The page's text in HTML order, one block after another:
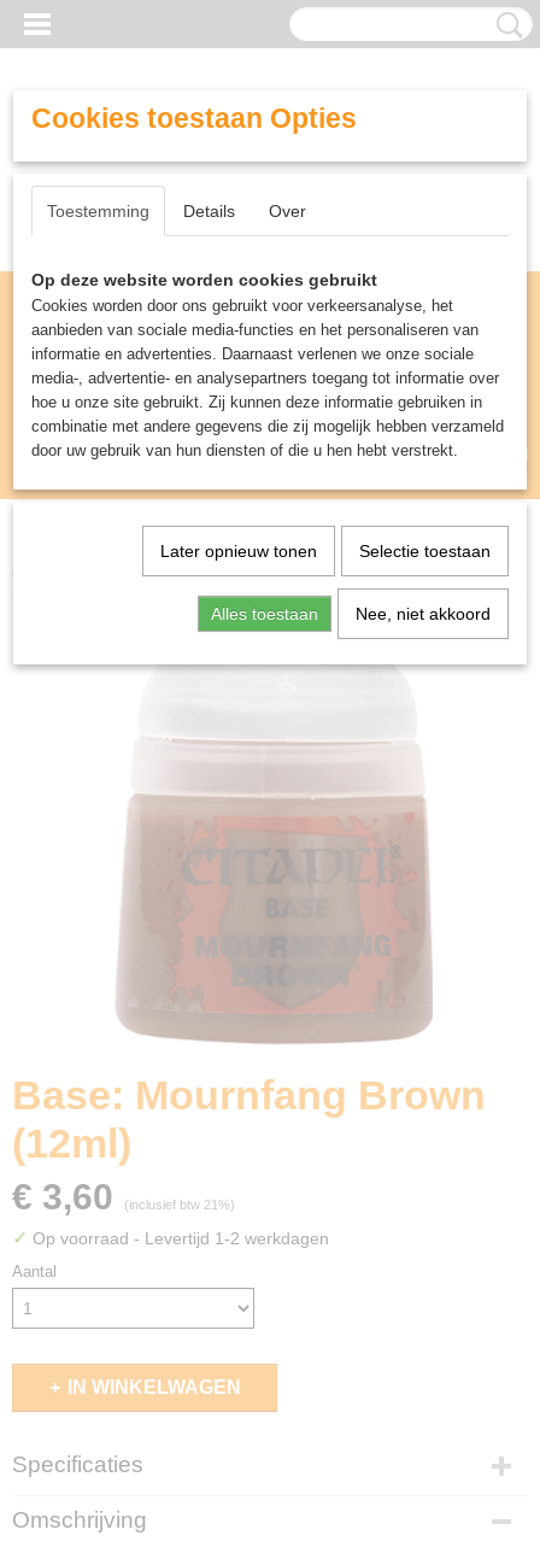
Inloggen Registreren
UW WINKELWAGEN
(0)
Miniature Gaming>Base: Mournfang Brown
Base: Mournfang Brown
(12ml)
€ 3,60 (inclusief btw 21%)
✓ Op voorraad - Levertijd 1-2 werkdagen
Aantal
IN WINKELWAGEN
Specificaties
EAN code
5011921196326
Omschrijving
Cookies toestaan Opties
Toestemming Details Over
Op deze website worden cookies gebruikt
Cookies worden door ons gebruikt voor verkeersanalyse, het
aanbieden van sociale media-functies en het personaliseren van
informatie en advertenties. Daarnaast verlenen we onze sociale
media-, advertentie- en analysepartners toegang tot informatie over
hoe u onze site gebruikt. Zij kunnen deze informatie gebruiken in
combinatie met andere gegevens die zij mogelijk hebben verzameld
door uw gebruik van hun diensten of die u hen hebt verstrekt.
Later opnieuw tonen Selectie toestaan
Alles toestaan Nee, niet akkoord